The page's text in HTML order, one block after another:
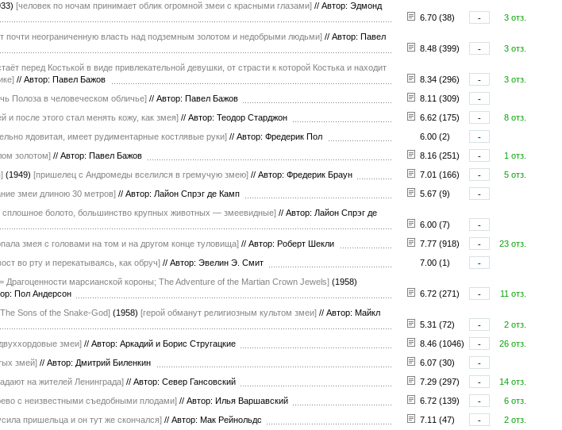
[человек по ночам принимает облик огромной змеи с красными глазами] // Автор: Эдмонд
6.70 (38) -
3 отз.
почти неограниченную власть над подземным золотом и недобрыми людьми] // Автор: Павел
8.48 (399) -
3 отз.
перед Костькой в виде привлекательной девушки, от страсти к которой Костька и находит
// Автор: Павел Бажов 8.34 (296) -
3 отз.
Полоза в человеческом обличье] // Автор: Павел Бажов 8.11 (309)
-
и после этого стал менять кожу, как змея] // Автор: Теодор Старджон 6.62 (175) -
8 отз.
ядовитая, имеет рудиментарные костлявые руки] // Автор: Фредерик Пол 6.00 (2)
-
золотом] // Автор: Павел Бажов 8.16 (251) -
1 отз.
(1949) [пришелец с Андромеды вселился в гремучую змею] // Автор: Фредерик Браун 7.01 (166) -
5 отз.
змеи длиною 30 метров] // Автор: Лайон Спрэг де Камп 5.67 (9)
-
болото, большинство крупных животных — змеевидные] // Автор: Лайон Спрэг де
6.00 (7)
-
змея с головами на том и на другом конце туловища] // Автор: Роберт Шекли 7.77 (918) -
23 отз.
во рту и перекатываясь, как обруч] // Автор: Эвелин Э. Смит 7.00 (1)
-
Драгоценности марсианской короны; The Adventure of the Martian Crown Jewels] (1958)
Пол Андерсон 6.72 (271) -
11 отз.
Sons of the Snake-God] (1958) [герой обманут религиозным культом змеи] // Автор: Майкл
5.31 (72) -
2 отз.
змеи] // Автор: Аркадий и Борис Стругацкие 8.46 (1046) -
26 отз.
змей] // Автор: Дмитрий Биленкин 6.07 (30)
-
на жителей Ленинграда] // Автор: Север Гансовский 7.29 (297) -
14 отз.
с неизвестными съедобными плодами] // Автор: Илья Варшавский 6.72 (139) -
6 отз.
пришельца и он тут же скончался] // Автор: Мак Рейнольдс 7.11 (47) - 2 отз.